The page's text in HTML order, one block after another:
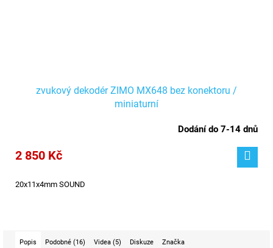
zvukový dekodér ZIMO MX648 bez konektoru /
miniaturní
Dodání do 7-14 dnů
2 850 Kč
20x11x4mm SOUND
Popis Podobné (16) Videa (5) Diskuze Značka